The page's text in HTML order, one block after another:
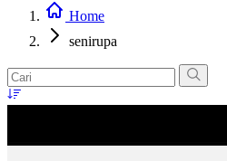
Home
senirupa